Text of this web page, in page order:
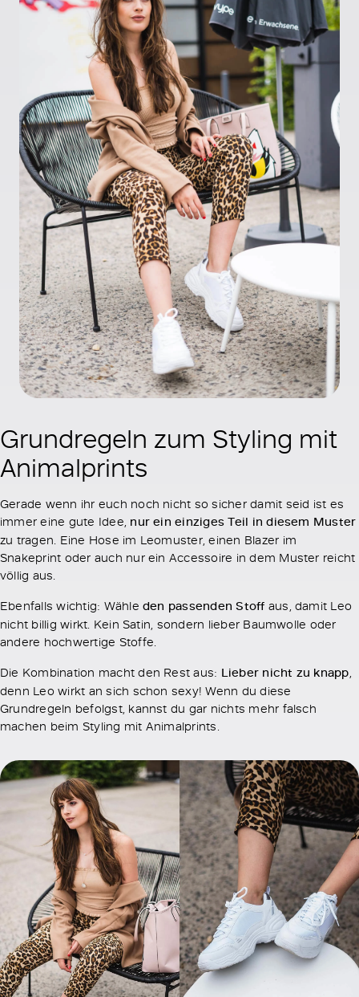
Grundregeln zum Styling mit
Animalprints
Gerade wenn ihr euch noch nicht so sicher damit seid ist es
immer eine gute Idee, nur ein einziges Teil in diesem Muster
zu tragen. Eine Hose im Leomuster, einen Blazer im
Snakeprint oder auch nur ein Accessoire in dem Muster reicht
völlig aus.
Ebenfalls wichtig: Wähle den passenden Stoff aus, damit Leo
nicht billig wirkt. Kein Satin, sondern lieber Baumwolle oder
andere hochwertige Stoffe.
Die Kombination macht den Rest aus: Lieber nicht zu knapp
denn Leo wirkt an sich schon sexy! Wenn du diese
Grundregeln befolgst, kannst du gar nichts mehr falsch
machen beim Styling mit Animalprints.